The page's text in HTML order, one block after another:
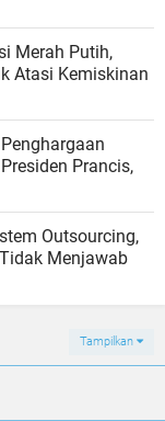
Merah Putih,
Atasi Kemiskinan
Prancis,
Outsourcing,
Menjawab
Tampilkan